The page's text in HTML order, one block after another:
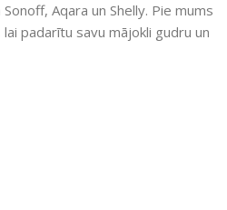
Aqara un Shelly. Pie mums
padarītu savu mājokli gudru un